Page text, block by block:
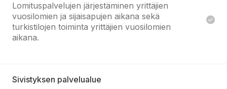
Lomituspalvelujen järjestäminen yrittäjien
vuosilomien ja sijaisapujen aikana sekä
turkistilojen toiminta yrittäjien vuosilomien
aikana.
Sivistyksen palvelualue